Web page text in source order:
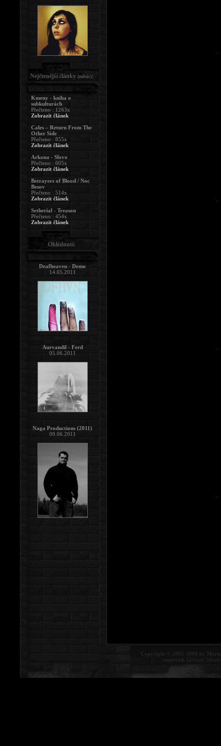
Copyright © 2005-2009 by
reserved. Contact:
Nejčtenější články (měsíc):
Kmeny - kniha o
subkulturách
Přečteno : 1263x
Zobrazit článek
Cales – Return From The
Other Side
Přečteno : 855x
Zobrazit článek
Arkona - Slovo
Přečteno : 605x
Zobrazit článek
Betrayers of Blood / Noc
Besov
Přečteno : 514x
Zobrazit článek
Setherial - Treason
Přečteno : 454x
Zobrazit článek
Ohlédnutí:
Deafheaven - Demo
14.05.2011
Aurvandil - Ferd
05.06.2011
Naga Productions (2011)
09.06.2011